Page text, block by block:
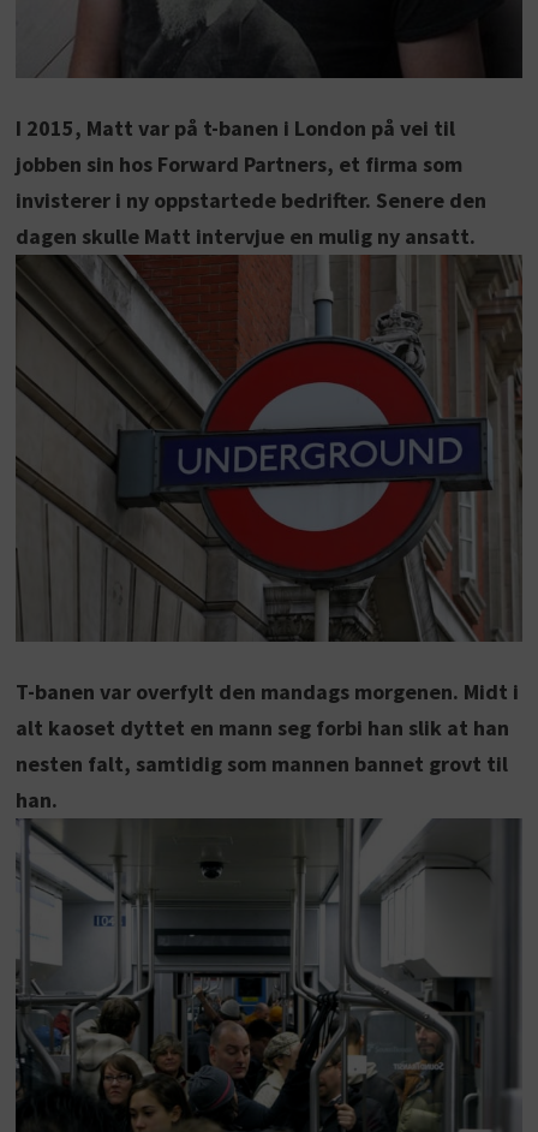
I 2015, Matt var på t-banen i London på vei til
jobben sin hos Forward Partners, et firma som
invisterer i ny oppstartede bedrifter. Senere den
dagen skulle Matt intervjue en mulig ny ansatt.
T-banen var overfylt den mandags morgenen. Midt i
alt kaoset dyttet en mann seg forbi han slik at han
nesten falt, samtidig som mannen bannet grovt til
han.